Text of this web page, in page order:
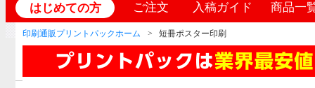
はじめての方 ご注文 入稿ガイド 商品一
印刷通販プリントパックホーム 短冊ポスター印刷